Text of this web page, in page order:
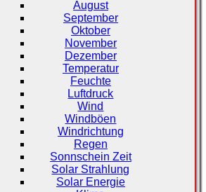
August
September
Oktober
November
Dezember
Temperatur
Feuchte
Luftdruck
Wind
Windböen
Windrichtung
Regen
Sonnschein Zeit
Solar Strahlung
Solar Energie